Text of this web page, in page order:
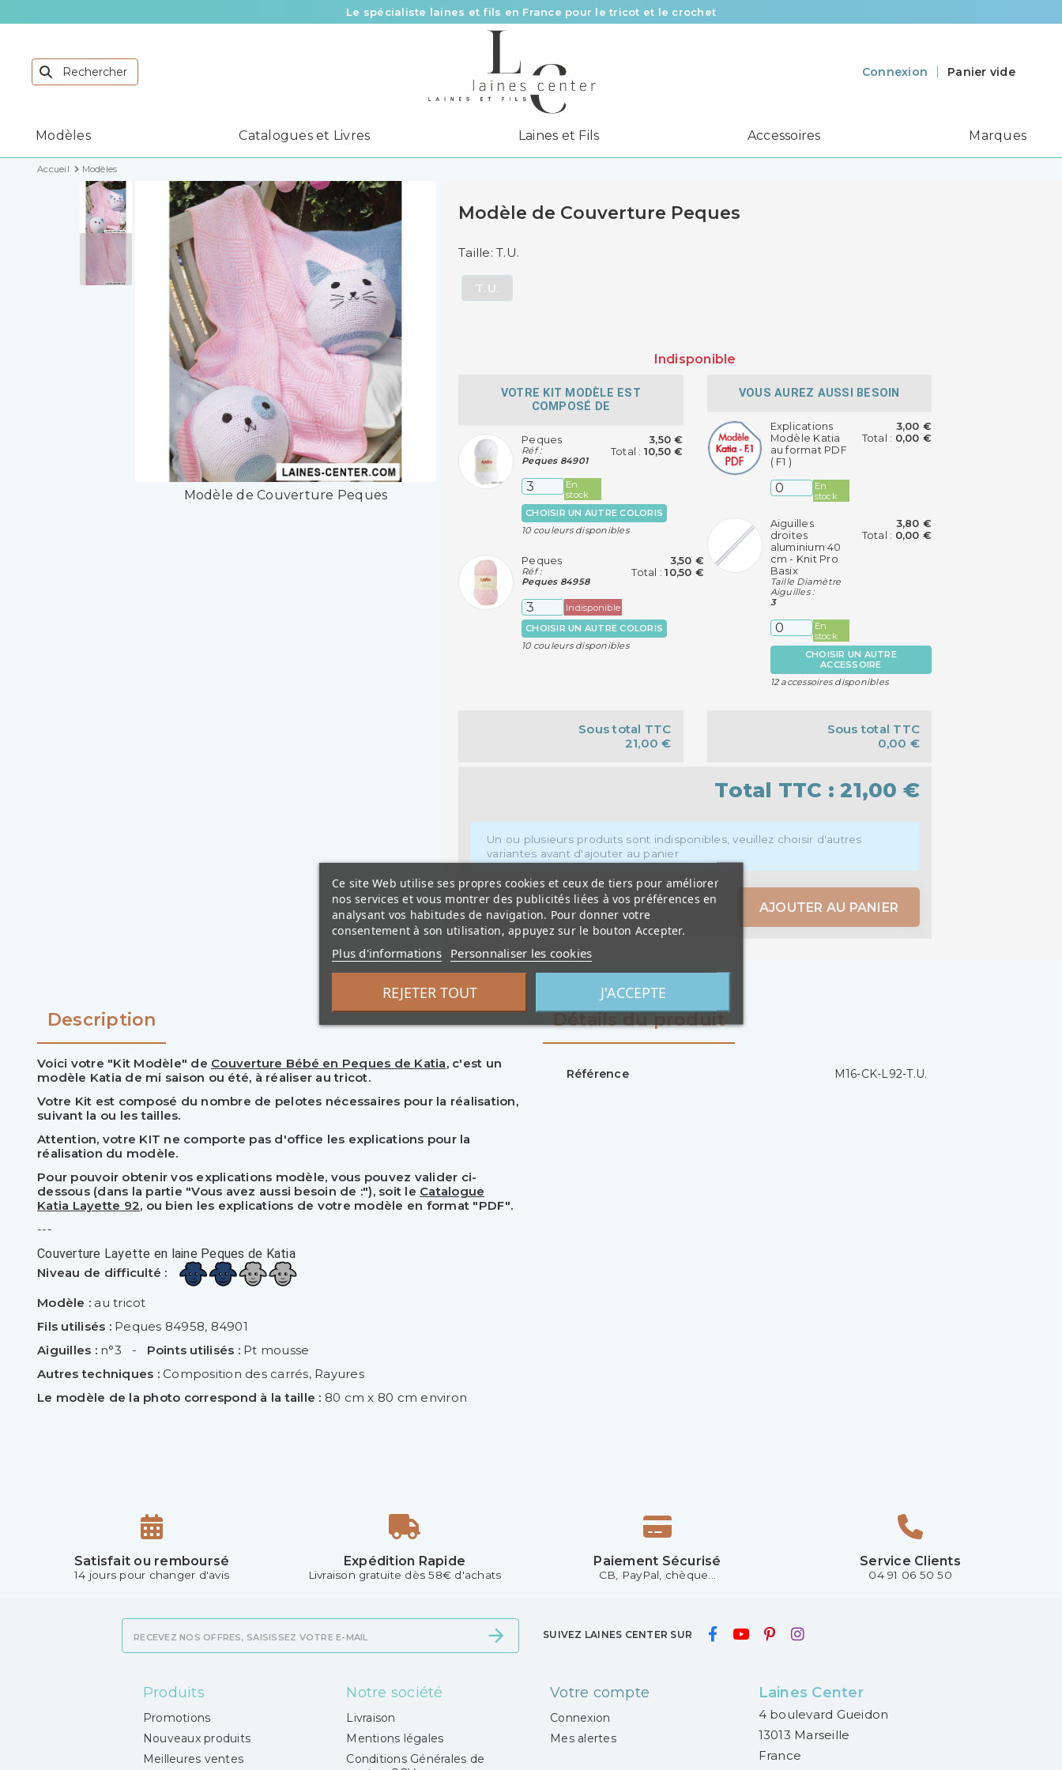
Le spécialiste laines et fils en France pour le tricot et le crochet
Des fils de qualité à tous les prix pour toutes vos envies !
Livraison offerte à partir de 58 € d’achat
Connexion Panier vide
Modèles Catalogues et Livres Laines et Fils Accessoires Marques
Accueil Modèles
Modèle de Couverture Peques
Modèle de Couverture Peques
Taille: T.U.
T.U.
Indisponible
VOTRE KIT MODÈLE EST
COMPOSÉ DE
Peques
Réf :
Peques 84901
En
stock
3,50 €
Total : 10,50 €
CHOISIR UN AUTRE COLORIS
10 couleurs disponibles
Peques
Réf :
Peques 84958
Indisponible
3,50 €
Total :10,50 €
CHOISIR UN AUTRE COLORIS
10 couleurs disponibles
VOUS AUREZ AUSSI BESOIN
Explications
Modèle Katia
au format PDF
( F1 )
En
stock
3,00 €
Total : 0,00 €
Aiguilles
droites
aluminium 40
cm - Knit Pro
Basix
Taille Diamètre
Aiguilles :
3
En
stock
3,80 €
Total : 0,00 €
CHOISIR UN AUTRE
ACCESSOIRE
12 accessoires disponibles
Sous total TTC
21,00 €
Sous total TTC
0,00 €
Total TTC :21,00 €
Un ou plusieurs produits sont indisponibles, veuillez choisir d'autres
variantes avant d'ajouter au panier
AJOUTER AU PANIER
Description
Voici votre "Kit Modèle" de Couverture Bébé en Peques de Katia, c'est un
modèle Katia de mi saison ou été, à réaliser au tricot.
Votre Kit est composé du nombre de pelotes nécessaires pour la réalisation,
suivant la ou les tailles.
Attention, votre KIT ne comporte pas d'office les explications pour la
réalisation du modèle.
Pour pouvoir obtenir vos explications modèle, vous pouvez valider ci-
dessous (dans la partie "Vous avez aussi besoin de :"), soit le Catalogue
Katia Layette 92, ou bien les explications de votre modèle en format "PDF".
---
Couverture Layette en laine Peques de Katia
Niveau de difficulté :
Modèle : au tricot
Fils utilisés :Peques 84958, 84901
Aiguilles :n°3 - Points utilisés :Pt mousse
Autres techniques :Composition des carrés, Rayures
Le modèle de la photo correspond à la taille : 80 cm x 80 cm environ
Détails du produit
Référence M16-CK-L92-T.U.
Satisfait ou remboursé
14 jours pour changer d'avis
Expédition Rapide
Livraison gratuite dès 58€ d'achats
Paiement Sécurisé
CB, PayPal, chèque...
Service Clients
04 91 06 50 50
SUIVEZ LAINES CENTER SUR
Produits
Promotions
Nouveaux produits
Meilleures ventes
Notre société
Livraison
Mentions légales
Conditions Générales de
Votre compte
Connexion
Mes alertes
Laines Center
4 boulevard Gueidon
13013 Marseille
France
Ce site Web utilise ses propres cookies et ceux de tiers pour améliorer
nos services et vous montrer des publicités liées à vos préférences en
analysant vos habitudes de navigation. Pour donner votre
consentement à son utilisation, appuyez sur le bouton Accepter.
Plus d'informations Personnaliser les cookies
REJETER TOUT J'ACCEPTE